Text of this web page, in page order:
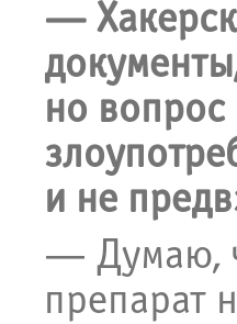
—
но вопрос
и не
— Думаю,
препарат